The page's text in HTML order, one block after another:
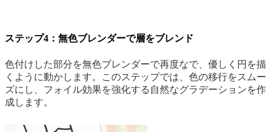
ステップ4：無色ブレンダーで層をブレンド
色付けした部分を無色ブレンダーで再度なで、優しく円を描
くように動かします。このステップでは、色の移行をスムー
ズにし、フォイル効果を強化する自然なグラデーションを作
成します。